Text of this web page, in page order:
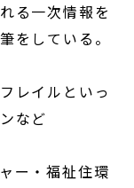
る一次情報を
をしている。
レイルといっ
など
ー・福祉住環